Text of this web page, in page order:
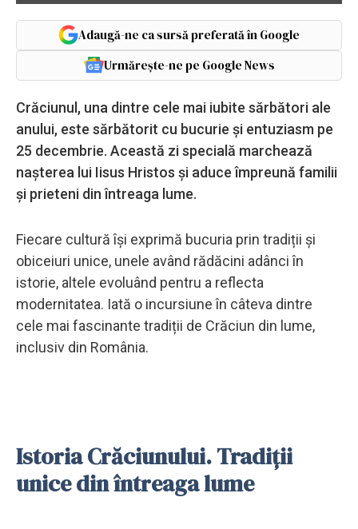
Adaugă-ne ca sursă preferată în Google
Urmărește-ne pe Google News
Crăciunul, una dintre cele mai iubite sărbători ale
anului, este sărbătorit cu bucurie și entuziasm pe
25 decembrie. Această zi specială marchează
nașterea lui Iisus Hristos și aduce împreună familii
și prieteni din întreaga lume.
Fiecare cultură își exprimă bucuria prin tradiții și
obiceiuri unice, unele având rădăcini adânci în
istorie, altele evoluând pentru a reflecta
modernitatea. Iată o incursiune în câteva dintre
cele mai fascinante tradiții de Crăciun din lume,
inclusiv din România.
Istoria Crăciunului. Tradiții
unice din întreaga lume